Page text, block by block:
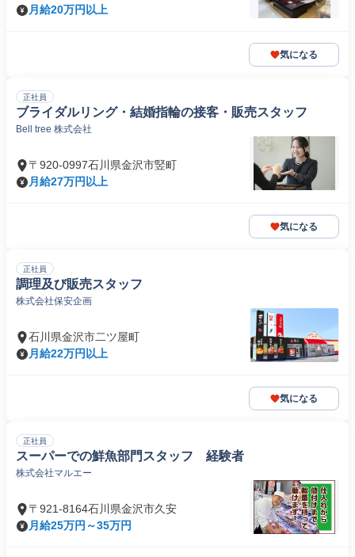
月給20万円以上
気になる
正社員
ブライダルリング・結婚指輪の接客・販売スタッフ
Bell tree 株式会社
〒920-0997石川県金沢市竪町
月給27万円以上
気になる
正社員
調理及び販売スタッフ
株式会社保安企画
石川県金沢市二ツ屋町
月給22万円以上
気になる
正社員
スーパーでの鮮魚部門スタッフ 経験者
株式会社マルエー
〒921-8164石川県金沢市久安
月給25万円～35万円